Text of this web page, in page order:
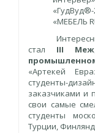
«МЕБЕЛЬ
Интересным
стал III
«Артекей
студенты-
заказчиками и
свои самые
студенты
Турции,